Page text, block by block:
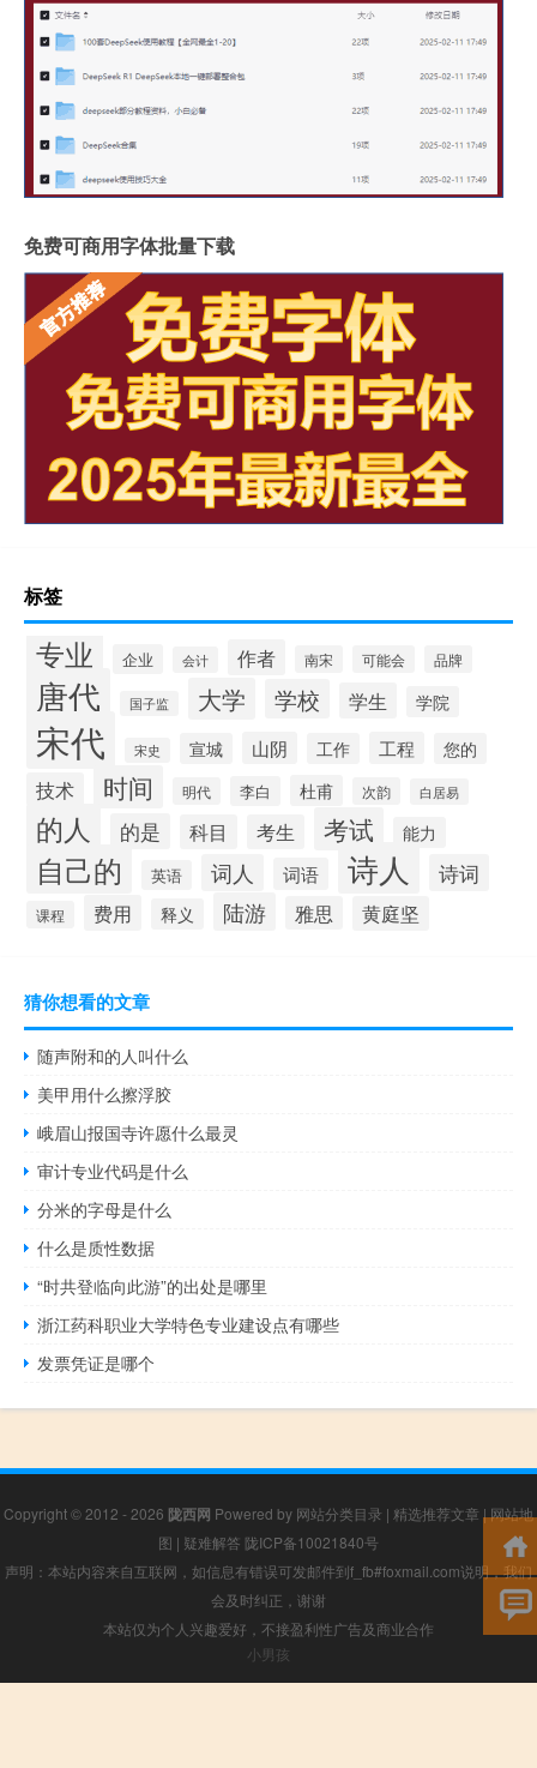
免费可商用字体批量下载
标签
专业 企业 会计 作者 南宋 可能会 品牌
唐代 国子监 大学 学校 学生 学院
宋代 宋史 宣城 山阴 工作 工程 您的
技术 时间 明代 李白 杜甫 次韵 白居易
的人 的是 科目 考生 考试 能力
自己的 英语 词人 词语 诗人 诗词
课程 费用 释义 陆游 雅思 黄庭坚
猜你想看的文章
随声附和的人叫什么
美甲用什么擦浮胶
峨眉山报国寺许愿什么最灵
审计专业代码是什么
分米的字母是什么
什么是质性数据
“时共登临向此游”的出处是哪里
浙江药科职业大学特色专业建设点有哪些
发票凭证是哪个
Copyright © 2012 - 2026 陇西网 Powered by 网站分类目录 | 精选推荐文章 |网站地
图 | 疑难解答 陇ICP备10021840号
声明：本站内容来自互联网，如信息有错误可发邮件到f_fb#foxmail.com说明，我们
会及时纠正，谢谢
本站仅为个人兴趣爱好，不接盈利性广告及商业合作
小男孩